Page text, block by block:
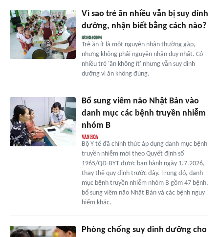
Vì sao trẻ ăn nhiều vẫn bị suy dinh
dưỡng, nhận biết bằng cách nào?
Trẻ ăn ít là một nguyên nhân thường gặp,
nhưng không phải nguyên nhân duy nhất. Có
nhiều trẻ 'ăn không ít' nhưng vẫn suy dinh
dưỡng vì ăn không đúng.
Bổ sung viêm não Nhật Bản vào
danh mục các bệnh truyền nhiễm
nhóm B
Bộ Y tế đã chính thức áp dụng danh mục bệnh
truyền nhiễm mới theo Quyết định số
1965/QĐ-BYT được ban hành ngày 1.7.2026,
thay thế quy định trước đây. Trong đó, danh
mục bệnh truyền nhiễm nhóm B gồm 47 bệnh,
bổ sung viêm não Nhật Bản và các bệnh nguy
hiểm khác.
Phòng chống suy dinh dưỡng cho